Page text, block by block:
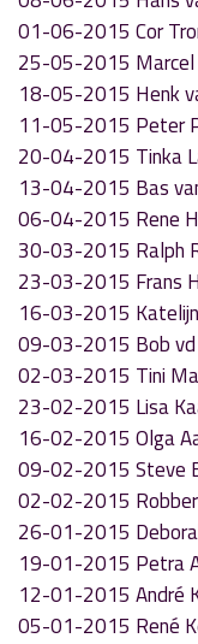
01-06-2015 Cor
25-05-2015 Marcel
18-05-2015 Henk
11-05-2015 Peter
20-04-2015 Tinka
13-04-2015 Bas
06-04-2015 Rene
30-03-2015 Ralph
23-03-2015 Frans
16-03-2015
09-03-2015 Bob vd
02-03-2015 Tini
23-02-2015 Lisa
16-02-2015 Olga
09-02-2015 Steve
02-02-2015
26-01-2015
19-01-2015 Petra
12-01-2015 André
05-01-2015 René